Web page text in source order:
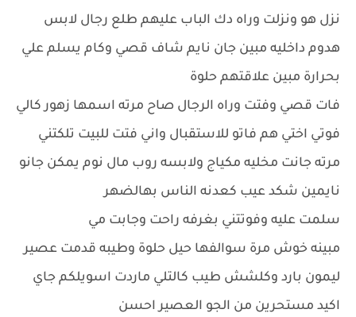
نزل هو ونزلت وراه دك الباب عليهم طلع رجال لابس
هدوم داخليه مبين جان نايم شاف قصي وكام يسلم علي
بحرارة مبين علاقتهم حلوة
فات قصي وفتت وراه الرجال صاح مرته اسمها زهور كالي
فوتي اختي هم فاتو للاستقبال واني فتت للبيت تلكتني
مرته جانت مخليه مكياج ولابسه روب مال نوم يمكن جانو
نايمين شكد عيب كعدنه الناس بهالضهر
سلمت عليه وفوتتني بغرفه راحت وجابت مي
مبينه خوش مرة سوالفها حيل حلوة وطيبه قدمت عصير
ليمون بارد وكلشش طيب كالتلي ماردت اسويلكم جاي
اكيد مستحرين من الجو العصير احسن